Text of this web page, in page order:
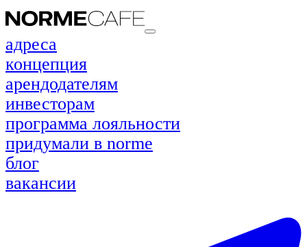
адреса
концепция
арендодателям
инвесторам
программа лояльности
придумали в norme
блог
вакансии